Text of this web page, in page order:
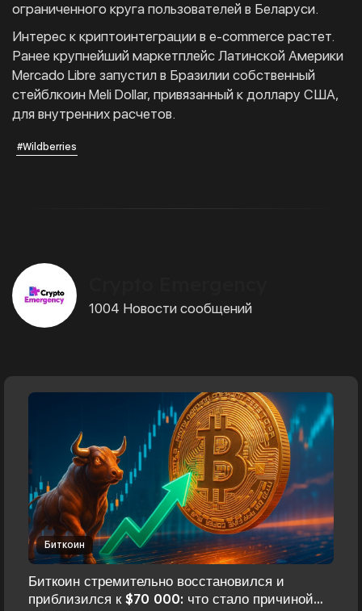
ограниченного круга пользователей в Беларуси.
Интерес к криптоинтеграции в e-commerce растет.
Ранее крупнейший маркетплейс Латинской Америки
Mercado Libre запустил в Бразилии собственный
стейблкоин Meli Dollar, привязанный к доллару США,
для внутренних расчетов.
#Wildberries
1004 Новости сообщений
Биткоин
Биткоин стремительно восстановился и
приблизился к $70 000: что стало причиной